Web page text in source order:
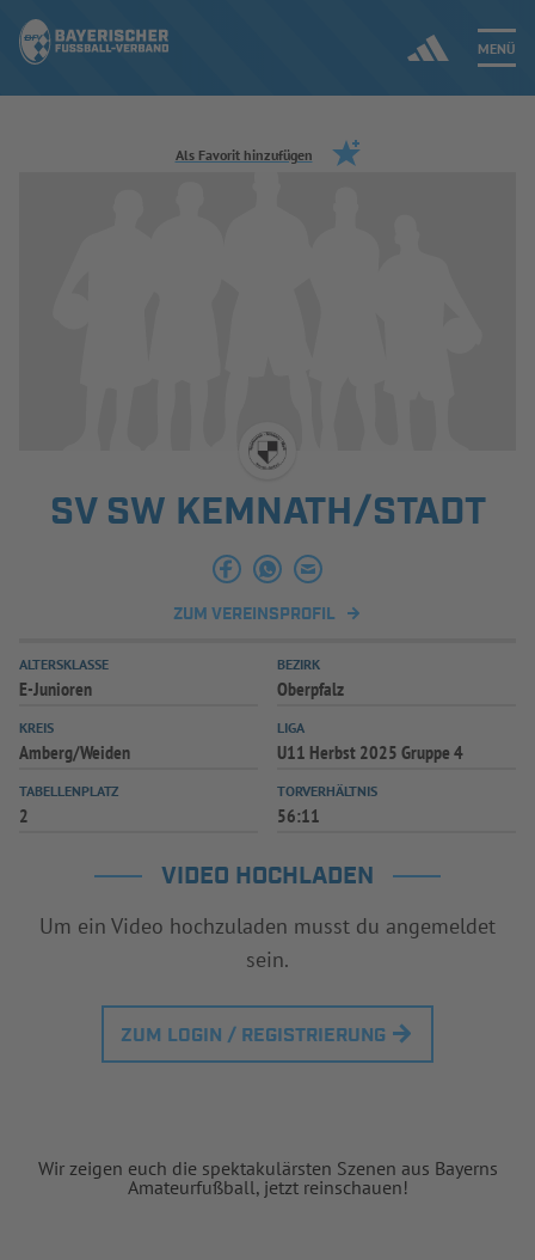
MENÜ
Jetzt einloggen
INFOTHEK SPIELPLUS
Als Favorit hinzufügen
SV SW KEMNATH/STADT
ZUM VEREINSPROFIL
ALTERSKLASSE
E-Junioren
BEZIRK
Oberpfalz
KREIS
Amberg/Weiden
LIGA
U11 Herbst 2025 Gruppe 4
TABELLENPLATZ
2
TORVERHÄLTNIS
56:11
VIDEO HOCHLADEN
Um ein Video hochzuladen musst du angemeldet
sein.
ZUM LOGIN / REGISTRIERUNG
Wir zeigen euch die spektakulärsten Szenen aus Bayerns
Amateurfußball, jetzt reinschauen!